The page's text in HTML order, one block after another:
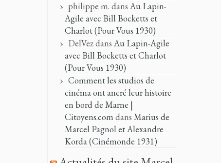
philippe m. dans Au Lapin-
Agile avec Bill Bocketts et
Charlot (Pour Vous 1930)
DelVezdans Au Lapin-Agile
avec Bill Bocketts et Charlot
(Pour Vous 1930)
Comment les studios de
cinéma ont ancré leur histoire
en bord de Marne |
Citoyens.comdans Marius de
Marcel Pagnol et Alexandre
Korda (Cinémonde 1931)